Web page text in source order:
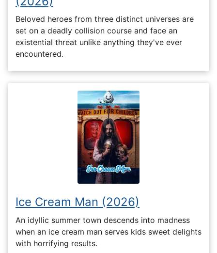
Beloved heroes from three distinct universes are
set on a deadly collision course and face an
existential threat unlike anything they've ever
encountered.
Ice Cream Man (2026)
An idyllic summer town descends into madness
when an ice cream man serves kids sweet delights
with horrifying results.